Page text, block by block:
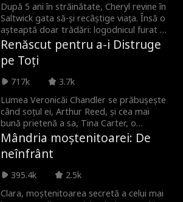
După 5 ani în străinătate, Cheryl revine în
Saltwick gata să-și recâștige viața. Însă o
așteaptă doar trădări: logodnicul furat de
sora vitregă, compania familiei preluată
de inamici și reputația distrusă. În viața
trecută, a murit frântă și nedreptățită.
Acum, renăscută și cu amintirile intacte,
nu mai e moștenitoarea naivă de
altădată. De data aceasta, Cheryl nu doar
ripostează. Ea va lua totul.
Renăscut pentru a-i Distruge
pe Toți
717k
3.7k
Lumea Veronicăi Chandler se prăbușește
când soțul ei, Arthur Reed, și cea mai
bună prietenă a sa, Tina Carter, o
trădează și o ucid. Dar soarta îi oferă o a
doua șansă: se trezește cu 20 de ani în
trecut, fix în ziua în care Arthur vrea să
fure averea familiei implantându-i
embrionul Tinei. De data aceasta,
Veronica nu mai este o victimă. Alături de
Mândria moștenitoarei: De
neînfrânt
395.4k
2.5k
Clara, moștenitoarea secretă a celui mai